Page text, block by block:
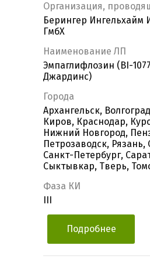
Организация,
Берингер Ингельхайм
ГмбХ
Наименование ЛП
Эмпаглифлозин (BI-
Джардинс)
Города
Архангельск,
Киров, Краснодар,
Нижний Новгород,
Петрозаводск, Рязань,
Санкт-Петербург,
Сыктывкар, Тверь,
Фаза КИ
Подробнее